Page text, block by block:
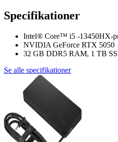
Specifikationer
Intel® Core™ i5 -13450HX-
NVIDIA GeForce RTX 5050
32 GB DDR5 RAM, 1 TB
Se alle specifikationer